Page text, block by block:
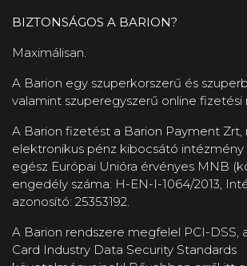
BIZTONSÁGOS A BARION?
Maximálisan.
A Barion egy szuperkorszerű és
valamint szuperegyszerű online fizetési
A Barion fizetést a Barion Payment Zrt,
elektronikus pénz kibocsátó
egész Európai Unióra érvényes MNB
engedély száma: H-EN-I-1064/2013,
azonosító: 25353192.
A Barion rendszere megfelel PCI-DSS,
Card Industry Data Security Standards